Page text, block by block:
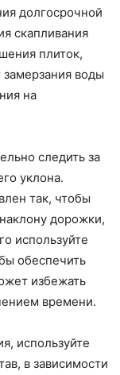
долгосрочной
скапливания
плиток,
воды
на
следить за
уклона.
так, чтобы
дорожки,
используйте
обеспечить
избежать
времени.
используйте
в зависимости